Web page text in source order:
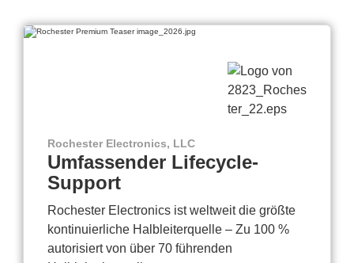
Rochester Electronics, LLC
Umfassender Lifecycle-
Support
Rochester Electronics ist weltweit die größte
kontinuierliche Halbleiterquelle – Zu 100 %
autorisiert von über 70 führenden